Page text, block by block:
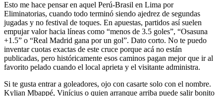
Esto me hace pensar en aquel Perú-Brasil en Lima por
Eliminatorias, cuando todo terminó siendo ajedrez de segundas
jugadas y no festival de toques. En apuestas, partidos así suelen
empujar valor hacia líneas como “menos de 3.5 goles”, “Osasuna
+1.5” o “Real Madrid gana por un gol”. Dato corto. No te puedo
inventar cuotas exactas de este cruce porque acá no están
publicadas, pero históricamente esos caminos pagan mejor que ir al
favorito pelado cuando el local aprieta y el visitante administra.
Si te gusta entrar a goleadores, ojo con casarte solo con el nombre.
Kylian Mbappé, Vinícius o quien arranque arriba puede salir bonito